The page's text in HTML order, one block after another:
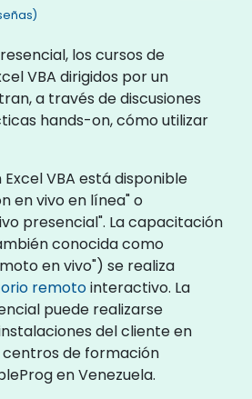
los cursos de
VBA dirigidos por un
a través de discusiones
hands-on, cómo utilizar
VBA está disponible
en vivo en línea" o
presencial". La capacitación
conocida como
en vivo") se realiza
remotointeractivo. La
puede realizarse
del cliente en
centros de formación
en Venezuela.